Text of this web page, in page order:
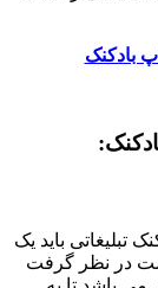
بادکنک
باید یک
در نظر گرفت